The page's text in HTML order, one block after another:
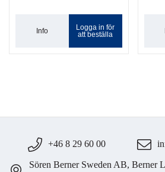
Info
Logga in för
att beställa
+46 8 29 60 00
Sören Berner Sweden AB, Berner